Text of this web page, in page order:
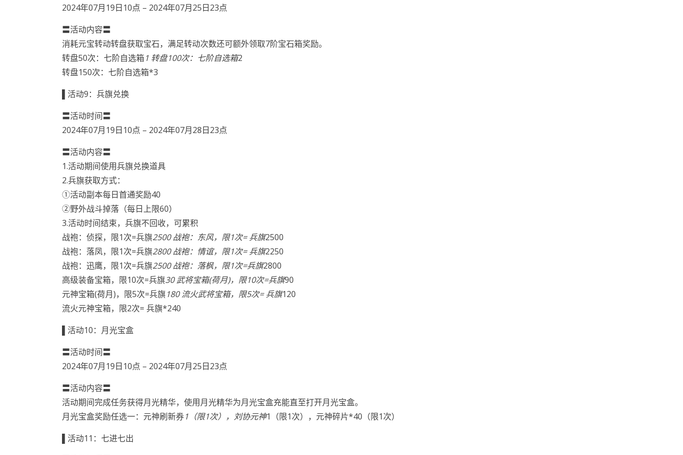
2024年07月19日10点 – 2024年07月25日23点
〓活动内容〓
消耗元宝转动转盘获取宝石，满足转动次数还可额外领取7阶宝石箱奖励。
转盘50次：七阶自选箱1 转盘100次：七阶自选箱2
转盘150次：七阶自选箱*3
▌活动9：兵旗兑换
〓活动时间〓
2024年07月19日10点 – 2024年07月28日23点
〓活动内容〓
1.活动期间使用兵旗兑换道具
2.兵旗获取方式：
①活动副本每日首通奖励40
②野外战斗掉落（每日上限60）
3.活动时间结束，兵旗不回收，可累积
战袍：侦探，限1次=兵旗2500 战袍：东风，限1次= 兵旗2500
战袍：落凤，限1次=兵旗2800 战袍：情谊，限1次= 兵旗2250
战袍：迅鹰，限1次=兵旗2500 战袍：落枫，限1次=兵旗2800
高级装备宝箱，限10次=兵旗30 武将宝箱(荷月)，限10次=兵旗90
元神宝箱(荷月)，限5次=兵旗180 流火武将宝箱，限5次= 兵旗120
流火元神宝箱，限2次= 兵旗*240
▌活动10：月光宝盒
〓活动时间〓
2024年07月19日10点 – 2024年07月25日23点
〓活动内容〓
活动期间完成任务获得月光精华，使用月光精华为月光宝盒充能直至打开月光宝盒。
月光宝盒奖励任选一：元神刷新券1（限1次），刘协元神1（限1次），元神碎片*40（限1次）
▌活动11：七进七出